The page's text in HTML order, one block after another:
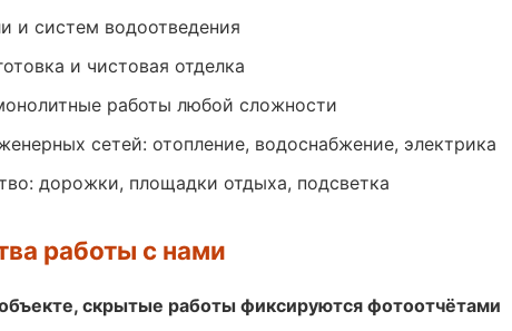
и систем водоотведения
и чистовая отделка
работы любой сложности
сетей: отопление, водоснабжение, электрика
дорожки, площадки отдыха, подсветка
работы с нами
скрытые работы фиксируются фотоотчётами